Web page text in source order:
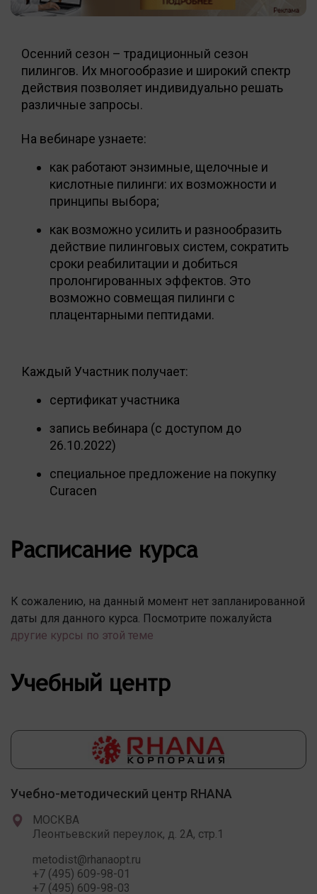
Осенний сезон – традиционный сезон
пилингов. Их многообразие и широкий спектр
действия позволяет индивидуально решать
различные запросы.
На вебинаре узнаете:
как работают энзимные, щелочные и
кислотные пилинги: их возможности и
принципы выбора;
как возможно усилить и разнообразить
действие пилинговых систем, сократить
сроки реабилитации и добиться
пролонгированных эффектов. Это
возможно совмещая пилинги с
плацентарными пептидами.
Каждый Участник получает:
сертификат участника
запись вебинара (с доступом до
26.10.2022)
специальное предложение на покупку
Curacen
Расписание курса
К сожалению, на данный момент нет запланированной
даты для данного курса. Посмотрите пожалуйста
другие курсы по этой теме
Учебный центр
Учебно-методический центр RHANA
МОСКВА
Леонтьевский переулок, д. 2А, стр.1
metodist@rhanaopt.ru
+7 (495) 609-98-01
+7 (495) 609-98-03